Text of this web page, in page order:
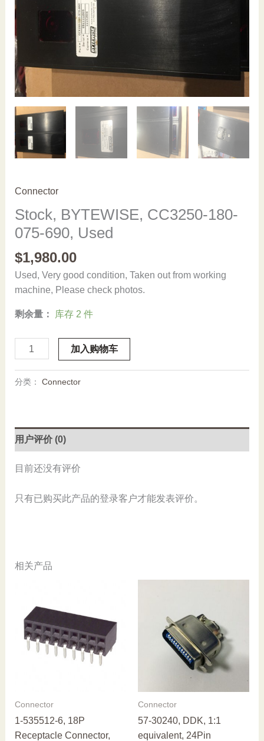
Connector
Stock, BYTEWISE, CC3250-180-
075-690, Used
$1,980.00
Used, Very good condition, Taken out from working
machine, Please check photos.
剩余量： 库存 2 件
Stock,
BYTEWISE,
180-
Used
量
加入购物车
分类： Connector
用户评价 (0)
目前还没有评价
只有已购买此产品的登录客户才能发表评价。
相关产品
Connector
1-535512-6, 18P
Receptacle Connector,
Connector
57-30240, DDK, 1:1
equivalent, 24Pin